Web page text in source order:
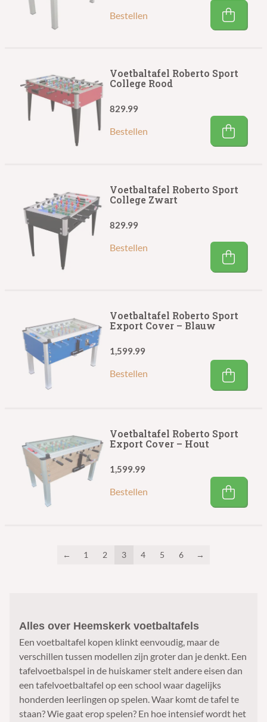
Bestellen
Voetbaltafel Roberto Sport
College Rood
Bestellen
829.99
Voetbaltafel Roberto Sport
College Zwart
Bestellen
829.99
Voetbaltafel Roberto Sport
Export Cover – Blauw
Bestellen
1,599.99
Voetbaltafel Roberto Sport
Export Cover – Hout
Bestellen
1,599.99
← 1 2 3 4 5 6 →
Alles over Heemskerk voetbaltafels
Een voetbaltafel kopen klinkt eenvoudig, maar de
verschillen tussen modellen zijn groter dan je denkt. Een
tafelvoetbalspel in de huiskamer stelt andere eisen dan
een tafelvoetbaltafel op een school waar dagelijks
honderden leerlingen op spelen. Waar komt de tafel te
staan? Wie gaat erop spelen? En hoe intensief wordt het